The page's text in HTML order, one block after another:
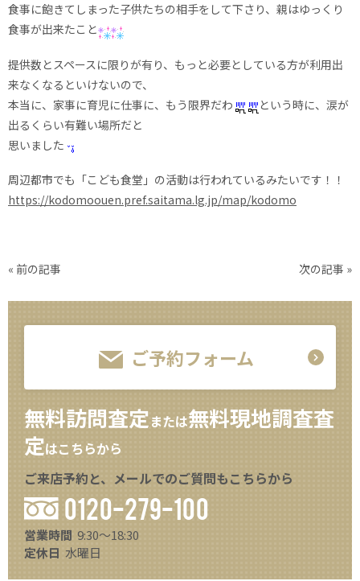
食事に飽きてしまった子供たちの相手をして下さり、親はゆっくり
食事が出来たこと
提供数とスペースに限りが有り、もっと必要としている方が利用出
来なくなるといけないので、
本当に、家事に育児に仕事に、もう限界だわ
という時に、涙が
出るくらい有難い場所だと
思いました
周辺都市でも「こども食堂」の活動は行われているみたいです！！
https://kodomoouen.pref.saitama.lg.jp/map/kodomo
« 前の記事 次の記事 »
ご予約フォーム
無料訪問査定または無料現地調査査
定はこちらから
ご来店予約と、メールでのご質問もこちらから
0120-279-100
営業時間 9:30～18:30
定休日 水曜日